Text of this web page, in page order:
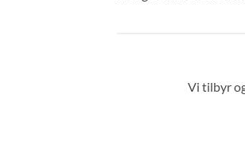
Vi tilbyr